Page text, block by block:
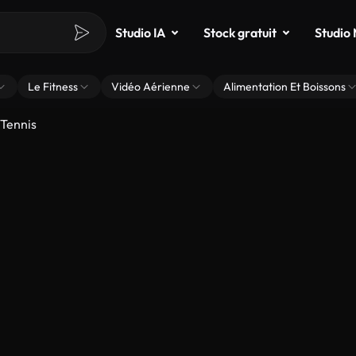
Studio IA Stock gratuit Studio
Le Fitness Vidéo Aérienne Alimentation Et Boissons